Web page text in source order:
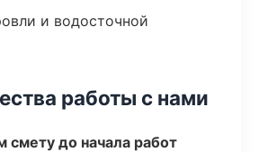
и водосточной
работы с нами
смету до начала работ